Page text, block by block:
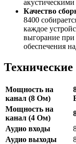
Качество
8400
каждое
выгорание при
обеспечения
Мощность на
канал (8 Ом)
Мощность на
канал (4 Ом)
Аудио входы
Аудио выходы